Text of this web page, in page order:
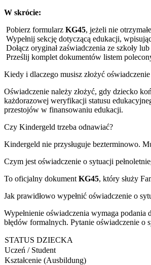
W skrócie:
Pobierz formularz KG45, jeżeli nie
Wypełnij sekcję dotyczącą edukacji,
Dołącz oryginał zaświadczenia ze szkoły
Prześlij komplet dokumentów listem
Kiedy i dlaczego musisz złożyć
Oświadczenie należy złożyć, gdy dziecko
każdorazowej weryfikacji statusu
przestojów w finansowaniu edukacji.
Czy Kindergeld trzeba odnawiać?
Kindergeld nie przysługuje bezterminowo.
Czym jest oświadczenie o sytuacji
To oficjalny dokument KG45, który służy
Jak prawidłowo wypełnić oświadczenie o
Wypełnienie oświadczenia wymaga podania
błędów formalnych. Pytanie oświadczenie o
STATUS DZIECKA
Uczeń / Student
Kształcenie (Ausbildung)